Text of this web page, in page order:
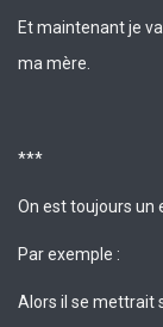
Et maintenant je
ma mère.
***
On est toujours un
Par exemple :
Alors il se mettrait